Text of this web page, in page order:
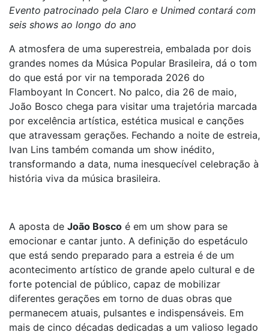
Evento patrocinado pela Claro e Unimed contará com
seis shows ao longo do ano
A atmosfera de uma superestreia, embalada por dois
grandes nomes da Música Popular Brasileira, dá o tom
do que está por vir na temporada 2026 do
Flamboyant In Concert. No palco, dia 26 de maio,
João Bosco chega para visitar uma trajetória marcada
por excelência artística, estética musical e canções
que atravessam gerações. Fechando a noite de estreia,
Ivan Lins também comanda um show inédito,
transformando a data, numa inesquecível celebração à
história viva da música brasileira.
A aposta de João Bosco é em um show para se
emocionar e cantar junto. A definição do espetáculo
que está sendo preparado para a estreia é de um
acontecimento artístico de grande apelo cultural e de
forte potencial de público, capaz de mobilizar
diferentes gerações em torno de duas obras que
permanecem atuais, pulsantes e indispensáveis. Em
mais de cinco décadas dedicadas a um valioso legado